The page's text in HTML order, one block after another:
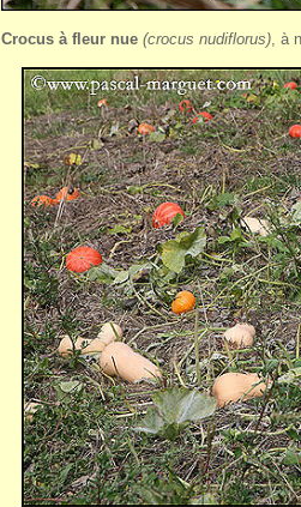
Crocus à fleur nue (crocus nudiflorus), à